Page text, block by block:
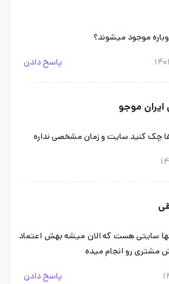
موجود میشوند؟
پاسخ دادن
ایران موجو
چک کنید سایت و زمان مشخصی نداره
سایتی هست که الان میشه بهش اعتماد
مشتری رو انجام میده
پاسخ دادن